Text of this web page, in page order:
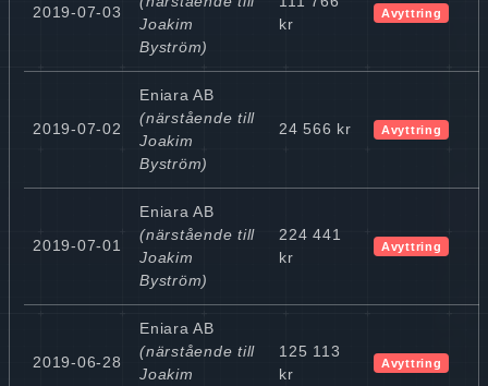
2019-07-03
Joakim
Byström)
kr
Avyttring
2019-07-02
Eniara AB
(närstående till
Joakim
Byström)
24 566 kr Avyttring
2019-07-01
Eniara AB
(närstående till
Joakim
Byström)
224 441
kr
Avyttring
2019-06-28
Eniara AB
(närstående till
Joakim
125 113
kr
Avyttring